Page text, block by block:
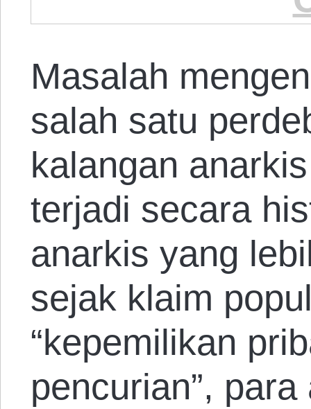
Masalah
salah satu
kalangan
terjadi secara
anarkis yang
sejak klaim
“kepemilikan
pencurian”,